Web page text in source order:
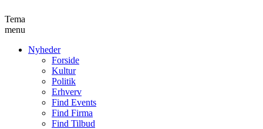
Tema
menu
Nyheder
Forside
Kultur
Politik
Erhverv
Find Events
Find Firma
Find Tilbud